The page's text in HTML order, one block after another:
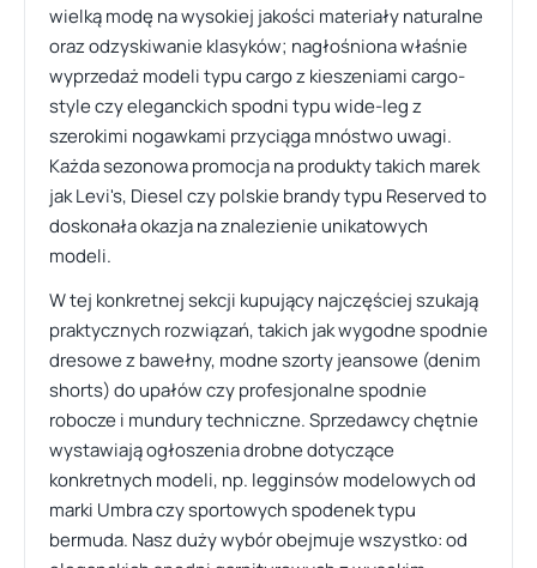
wielką modę na wysokiej jakości materiały naturalne
oraz odzyskiwanie klasyków; nagłośniona właśnie
wyprzedaż modeli typu cargo z kieszeniami cargo-
style czy eleganckich spodni typu wide-leg z
szerokimi nogawkami przyciąga mnóstwo uwagi.
Każda sezonowa promocja na produkty takich marek
jak Levi's, Diesel czy polskie brandy typu Reserved to
doskonała okazja na znalezienie unikatowych
modeli.
W tej konkretnej sekcji kupujący najczęściej szukają
praktycznych rozwiązań, takich jak wygodne spodnie
dresowe z bawełny, modne szorty jeansowe (denim
shorts) do upałów czy profesjonalne spodnie
robocze i mundury techniczne. Sprzedawcy chętnie
wystawiają ogłoszenia drobne dotyczące
konkretnych modeli, np. legginsów modelowych od
marki Umbra czy sportowych spodenek typu
bermuda. Nasz duży wybór obejmuje wszystko: od